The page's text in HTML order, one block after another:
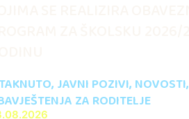
, JAVNI POZIVI, NOVOSTI,
ZA RODITELJE